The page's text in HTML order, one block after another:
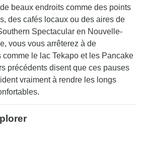
beaux endroits comme des points
des cafés locaux ou des aires de
Spectacular en Nouvelle-
vous vous arrêterez à de
le lac Tekapo et les Pancake
précédents disent que ces pauses
vraiment à rendre les longs